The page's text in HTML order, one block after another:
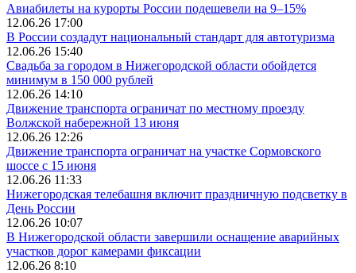
Авиабилеты на курорты России подешевели на 9–15%
12.06.26 17:00
В России создадут национальный стандарт для автотуризма
12.06.26 15:40
Свадьба за городом в Нижегородской области обойдется
минимум в 150 000 рублей
12.06.26 14:10
Движение транспорта ограничат по местному проезду
Волжской набережной 13 июня
12.06.26 12:26
Движение транспорта ограничат на участке Сормовского
шоссе с 15 июня
12.06.26 11:33
Нижегородская телебашня включит праздничную подсветку в
День России
12.06.26 10:07
В Нижегородской области завершили оснащение аварийных
участков дорог камерами фиксации
12.06.26 8:10